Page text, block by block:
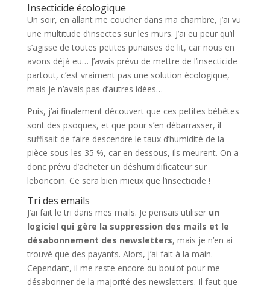
Insecticide écologique
Un soir, en allant me coucher dans ma chambre, j’ai vu
une multitude d’insectes sur les murs. J’ai eu peur qu’il
s’agisse de toutes petites punaises de lit, car nous en
avons déjà eu… J’avais prévu de mettre de l’insecticide
partout, c’est vraiment pas une solution écologique,
mais je n’avais pas d’autres idées…
Puis, j’ai finalement découvert que ces petites bébêtes
sont des psoques, et que pour s’en débarrasser, il
suffisait de faire descendre le taux d’humidité de la
pièce sous les 35 %, car en dessous, ils meurent. On a
donc prévu d’acheter un déshumidificateur sur
leboncoin. Ce sera bien mieux que l’insecticide !
Tri des emails
J’ai fait le tri dans mes mails. Je pensais utiliser un
logiciel qui gère la suppression des mails et le
désabonnement des newsletters, mais je n’en ai
trouvé que des payants. Alors, j’ai fait à la main.
Cependant, il me reste encore du boulot pour me
désabonner de la majorité des newsletters. Il faut que